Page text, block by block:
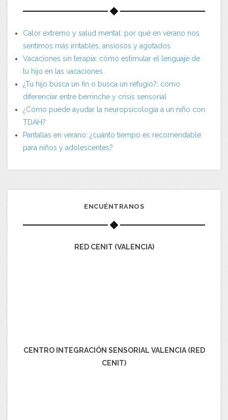
Calor extremo y salud mental: por qué en verano nos
sentimos más irritables, ansiosos y agotados
Vacaciones sin terapia: cómo estimular el lenguaje de
tu hijo en las vacaciones
¿Tu hijo busca un fin o busca un refugio?: cómo
diferenciar entre berrinche y crisis sensorial
¿Cómo puede ayudar la neuropsicología a un niño con
TDAH?
Pantallas en verano: ¿cuánto tiempo es recomendable
para niños y adolescentes?
ENCUÉNTRANOS
RED CENIT (VALENCIA)
CENTRO INTEGRACIÓN SENSORIAL VALENCIA (RED
CENIT)